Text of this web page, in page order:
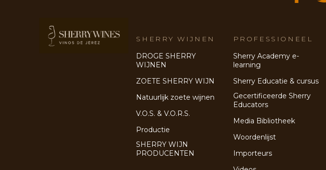
SHERRY WIJNEN
DROGE SHERRY
WIJNEN
ZOETE SHERRY WIJN
Natuurlijk zoete wijnen
V.O.S. & V.O.R.S.
Productie
SHERRY WIJN
PRODUCENTEN
PROFESSIONEEL
Sherry Academy e-
learning
Sherry Educatie & cursus
Gecertificeerde Sherry
Educators
Media Bibliotheek
Woordenlijst
Importeurs